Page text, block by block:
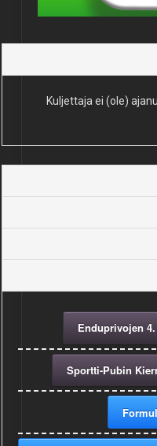
Kuljettaja ei (ole)
Enduprivojen
Sportti-Pubin